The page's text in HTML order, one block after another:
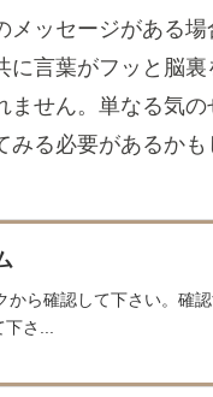
ッセージがある
言葉がフッと脳裏
せん。単なる気
る必要があるか
から確認して下さい。確
さ...